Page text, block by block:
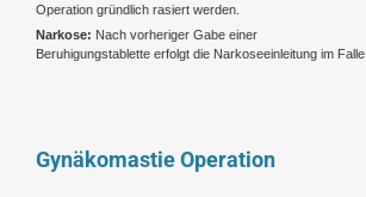
Operation gründlich rasiert werden.
Narkose: Nach vorheriger Gabe einer
Beruhigungstablette erfolgt die Narkoseeinleitung im Falle
Gynäkomastie Operation